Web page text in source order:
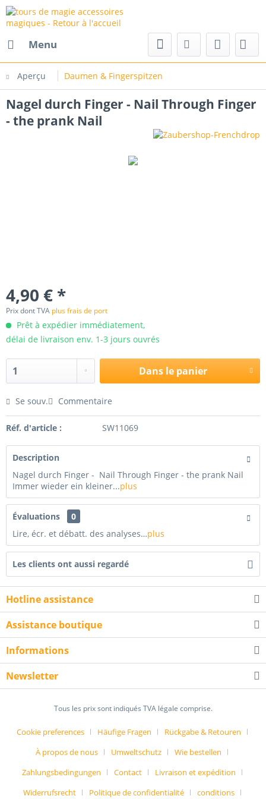
Menu
Aperçu Daumen & Fingerspitzen
Nagel durch Finger - Nail Through Finger
- the prank Nail
4,90 € *
Prix dont TVA plus frais de port
Prêt à expédier immédiatement,
délai de livraison env. 1-3 jours ouvrés
Dans le panier
Se souv. Commentaire
Réf. d'article : SW11069
Description
Nagel durch Finger - Nail Through Finger - the prank Nail
Immer wieder ein kleiner...plus
Évaluations
0
Lire, écr. et débatt. des analyses…plus
Les clients ont aussi regardé
Hotline assistance
Assistance boutique
Informations
Newsletter
Tous les prix sont indiqués TVA légale comprise.
Cookie preferences Häufige Fragen
Rückgabe & Retouren
À propos de nous
Umweltschutz
Wie bestellen
Zahlungsbedingungen
Contact
Livraison et expédition
Widerrufsrecht
Politique de confidentialité conditions